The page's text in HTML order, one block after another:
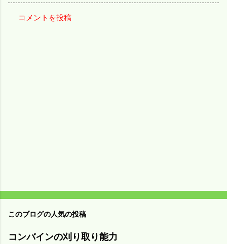
コメントを投稿
このブログの人気の投稿
コンバインの刈り取り能力